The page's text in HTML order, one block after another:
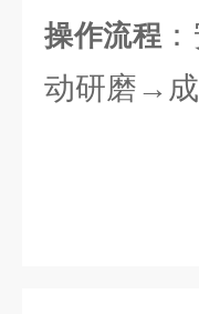
操作流程
动研磨→成